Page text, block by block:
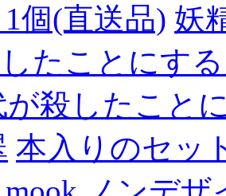
1個(直送品) 妖
たことにす
が殺したこと
本入りのセッ